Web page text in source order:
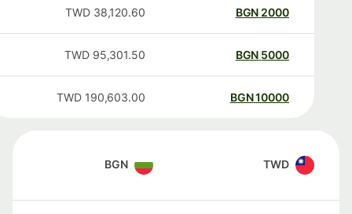
2000
BGN
38,120.60
TWD
5000
BGN
95,301.50
TWD
10000
BGN
190,603.00
TWD
TWD
BGN